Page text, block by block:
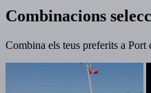
Combinacions
Combina els teus preferits a Port